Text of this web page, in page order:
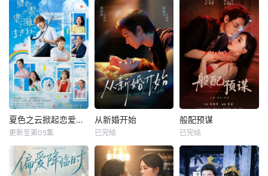
夏色之云掀起恋爱与风暴
更新至第05集
从新婚开始
已完结
般配预谋
已完结